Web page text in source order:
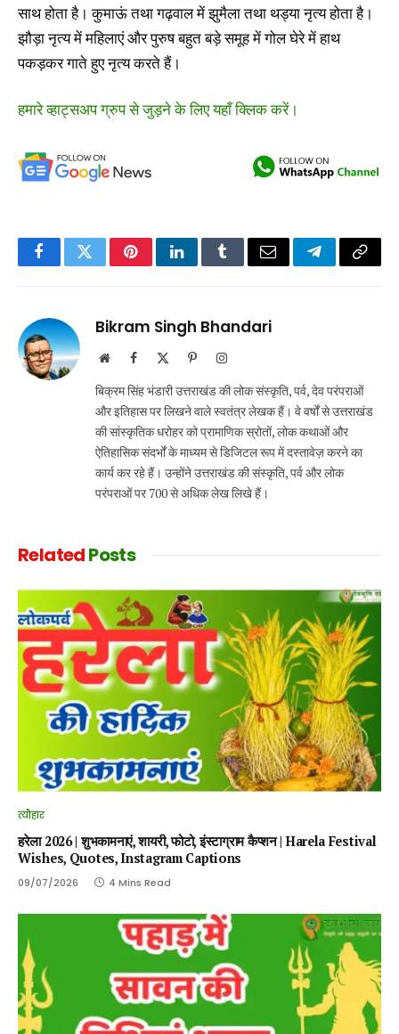
साथ होता है। कुमाऊं तथा गढ़वाल में झुमैला तथा थड्या नृत्य होता है।
झौड़ा नृत्य में महिलाएं और पुरुष बहुत बड़े समूह में गोल घेरे में हाथ
पकड़कर गाते हुए नृत्य करते हैं।
हमारे व्हाट्सअप ग्रुप से जुड़ने के लिए यहाँ क्लिक करें।
FacebookTwitterPinterestLinkedInTumblrEmail TelegramCopy
Bikram Singh Bhandari
WebsiteFacebook PinterestInstagram
बिक्रम सिंह भंडारी उत्तराखंड की लोक संस्कृति, पर्व, देव परंपराओं
और इतिहास पर लिखने वाले स्वतंत्र लेखक हैं। वे वर्षों से उत्तराखंड
की सांस्कृतिक धरोहर को प्रामाणिक स्रोतों, लोक कथाओं और
ऐतिहासिक संदर्भों के माध्यम से डिजिटल रूप में दस्तावेज़ करने का
कार्य कर रहे हैं। उन्होंने उत्तराखंड की संस्कृति, पर्व और लोक
परंपराओं पर 700 से अधिक लेख लिखे हैं।
RelatedPosts
त्यौहार
हरेला 2026 | शुभकामनाएं, शायरी, फोटो, इंस्टाग्राम कैप्शन | Harela Festival
Wishes, Quotes, Instagram Captions
09/07/2026 4 Mins Read